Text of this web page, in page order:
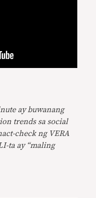
ay buwanang
trends sa social
check ng VERA
ta ay “maling